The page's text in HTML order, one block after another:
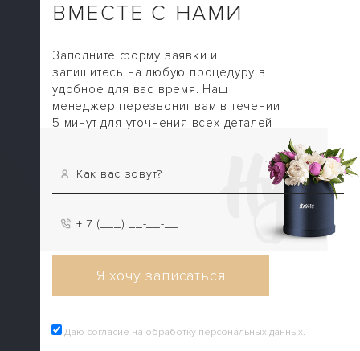
ВМЕСТЕ С НАМИ
Заполните форму заявки и
запишитесь на любую процедуру в
удобное для вас время. Наш
менеджер перезвонит вам в течении
5 минут для уточнения всех деталей
Я хочу записаться
Даю согласие на обработку персональных данных.